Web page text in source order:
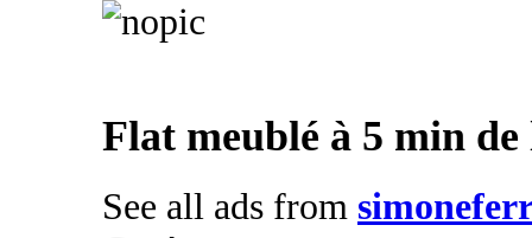
Flat meublé à 5 min
See all ads from